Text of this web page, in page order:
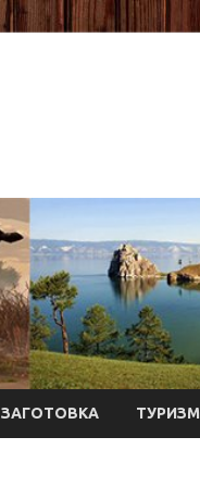
ЗАГОТОВКА ТУРИЗМ